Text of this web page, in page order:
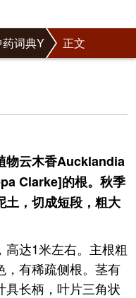
药词典Y 正文
物云木香Aucklandia
Clarke]的根。秋季
土，切成短段，粗大
高达1米左右。主根粗
，有稀疏侧根。茎有
具长柄，叶片三角状